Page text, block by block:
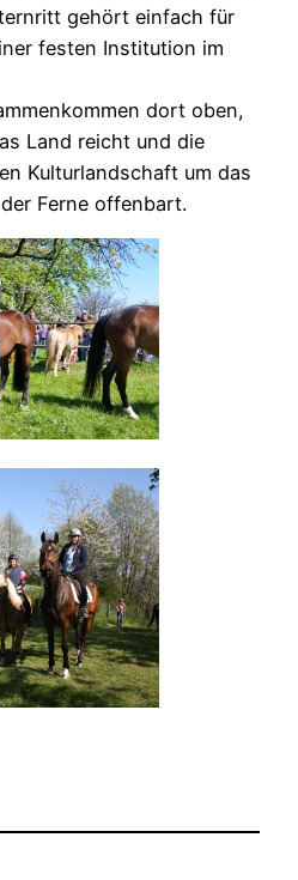
gehört einfach für
festen Institution im
dort oben,
Land reicht und die
Kulturlandschaft um das
Ferne offenbart.